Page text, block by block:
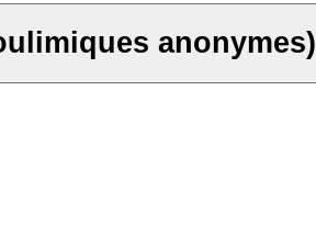
anonymes)